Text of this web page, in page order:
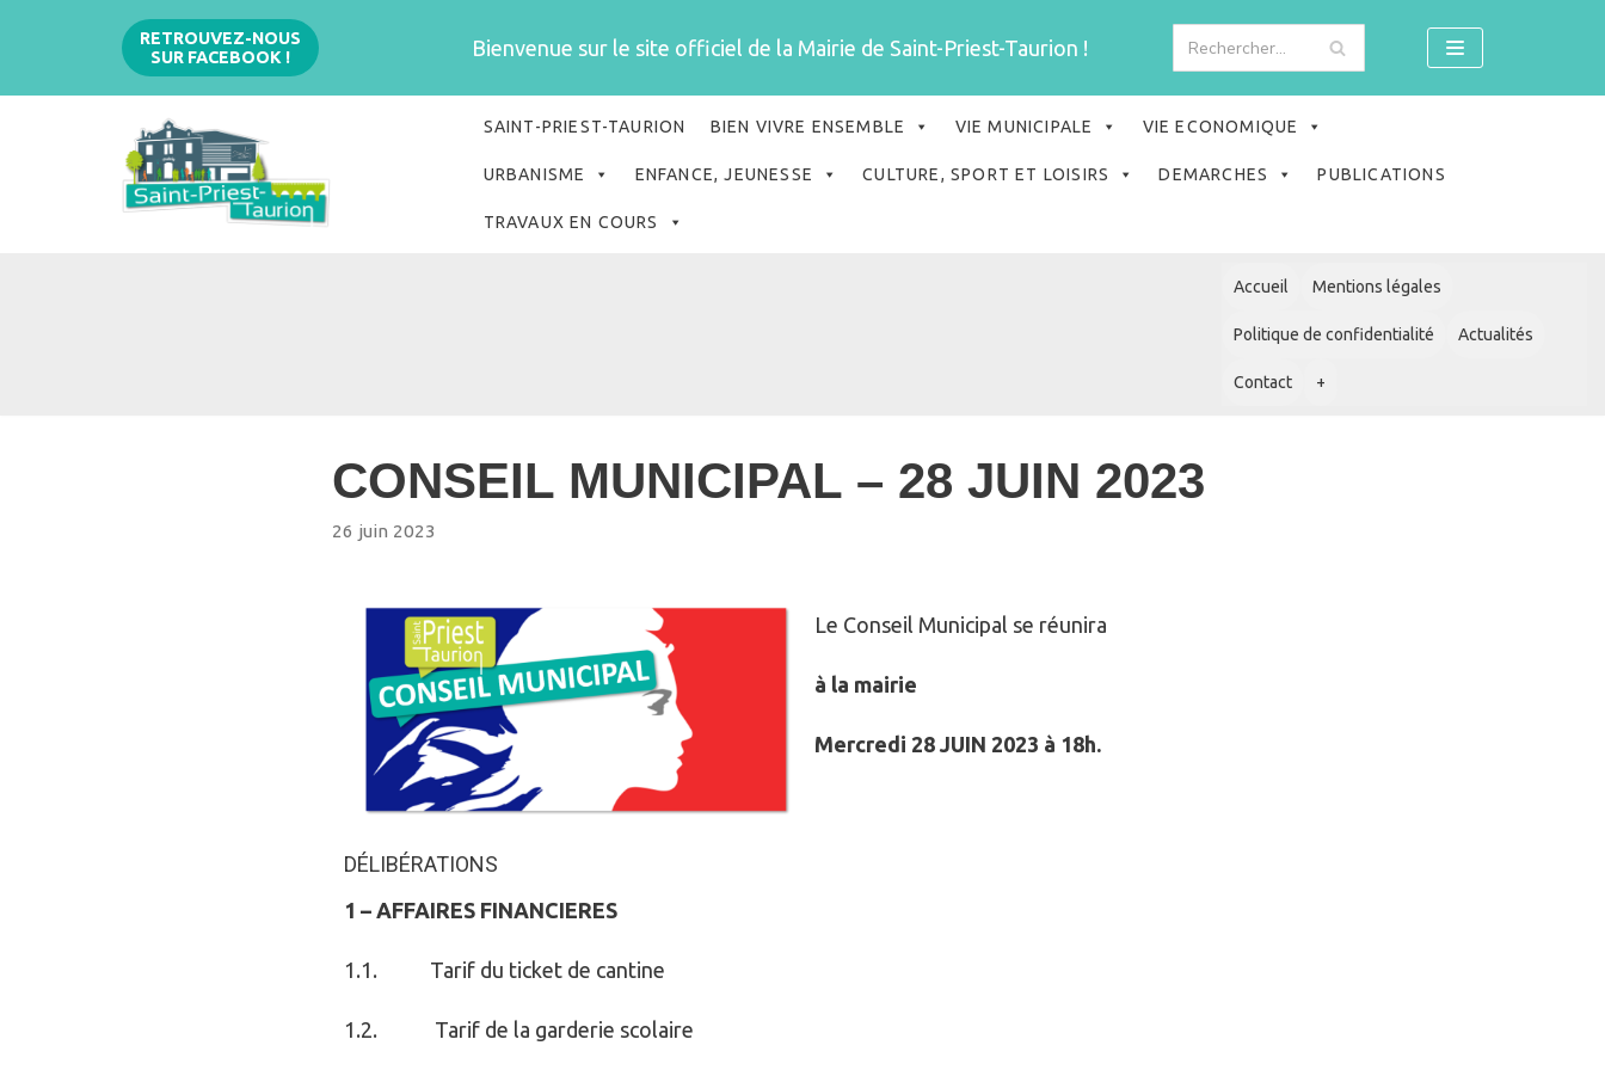
contenu
RETROUVEZ-NOUS
SUR FACEBOOK !
Bienvenue sur le site officiel de la Mairie de Saint-Priest-Taurion !
SAINT-PRIEST-TAURION BIEN VIVRE ENSEMBLE VIE MUNICIPALE VIE ECONOMIQUE
URBANISME ENFANCE, JEUNESSE CULTURE, SPORT ET LOISIRS DEMARCHES PUBLICATIONS
TRAVAUX EN COURS
Accueil Mentions légales
Politique de confidentialité Actualités
Contact +
CONSEIL MUNICIPAL – 28 JUIN 2023
26 juin 2023
Le Conseil Municipal se réunira
à la mairie
Mercredi 28 JUIN 2023 à 18h.
DÉLIBÉRATIONS
1 – AFFAIRES FINANCIERES
1.1. Tarif du ticket de cantine
1.2. Tarif de la garderie scolaire